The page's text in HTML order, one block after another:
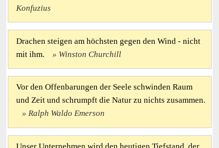
Konfuzius
Drachen steigen am höchsten gegen den Wind - nicht
mit ihm.
Winston Churchill
Vor den Offenbarungen der Seele schwinden Raum
und Zeit und schrumpft die Natur zu nichts zusammen.
Ralph Waldo Emerson